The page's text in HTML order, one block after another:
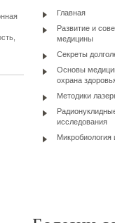
Главная
Развитие и
медицины
Секреты
Основы
охрана
Методики
исследования
Микробиология